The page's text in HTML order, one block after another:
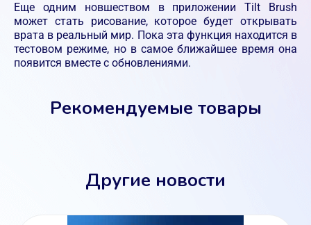
Еще одним новшеством в приложении Tilt Brush
может стать рисование, которое будет открывать
врата в реальный мир. Пока эта функция находится в
тестовом режиме, но в самое ближайшее время она
появится вместе с обновлениями.
Рекомендуемые товары
Другие новости